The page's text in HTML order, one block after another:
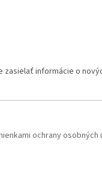
zasielať informácie o
ochrany osobných